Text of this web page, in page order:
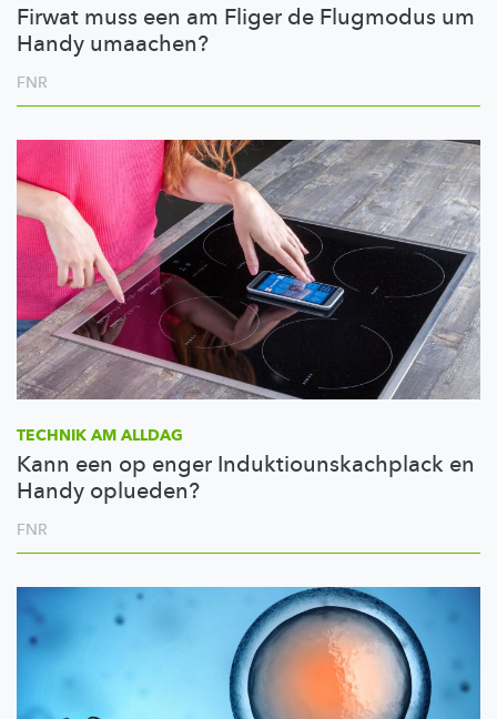
Firwat muss een am Fliger de Flugmodus um
Handy umaachen?
FNR
TECHNIK AM ALLDAG
Kann een op enger Induktiounskachplack en
Handy oplueden?
FNR